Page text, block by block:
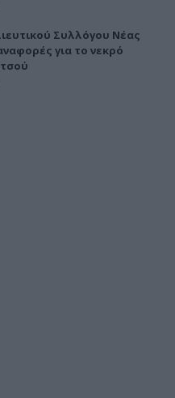
Συλλόγου Νέας
για το νεκρό